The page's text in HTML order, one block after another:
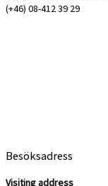
(+46) 08-412 39 29
Besöksadress
Visiting address